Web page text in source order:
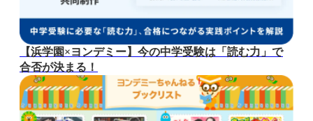
【浜学園×ヨンデミー】今の中学受験は「読む力」で
合否が決まる！